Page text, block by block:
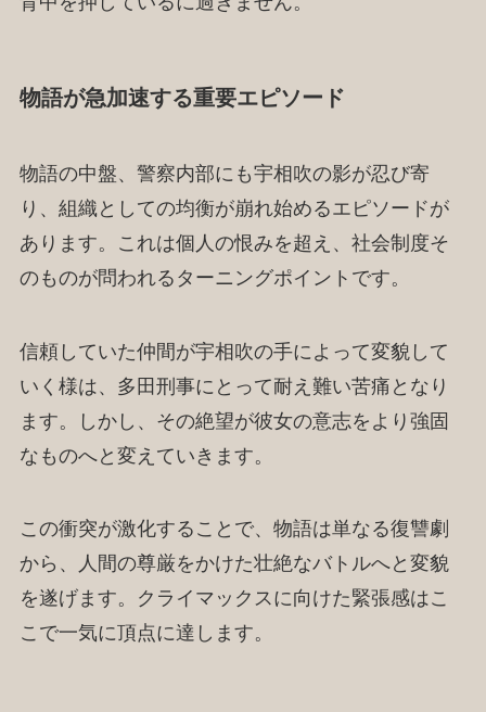
物語が急加速する重要エピソード
物語の中盤、警察内部にも宇相吹の影が忍び寄
り、組織としての均衡が崩れ始めるエピソードが
あります。これは個人の恨みを超え、社会制度そ
のものが問われるターニングポイントです。
信頼していた仲間が宇相吹の手によって変貌して
いく様は、多田刑事にとって耐え難い苦痛となり
ます。しかし、その絶望が彼女の意志をより強固
なものへと変えていきます。
この衝突が激化することで、物語は単なる復讐劇
から、人間の尊厳をかけた壮絶なバトルへと変貌
を遂げます。クライマックスに向けた緊張感はこ
こで一気に頂点に達します。